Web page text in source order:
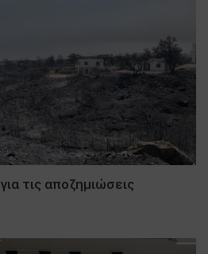
τις αποζημιώσεις